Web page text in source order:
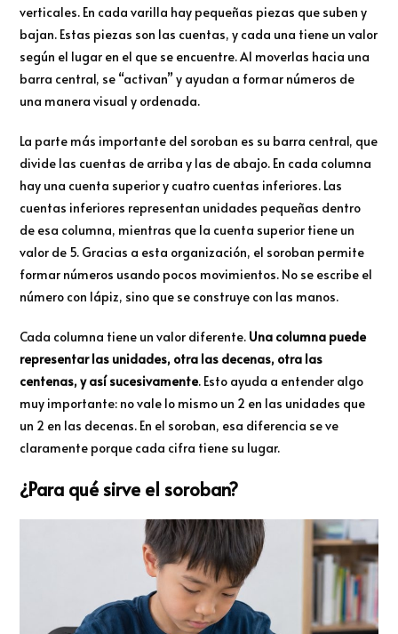
verticales. En cada varilla hay pequeñas piezas que suben y
bajan. Estas piezas son las cuentas, y cada una tiene un valor
según el lugar en el que se encuentre. Al moverlas hacia una
barra central, se “activan” y ayudan a formar números de
una manera visual y ordenada.
La parte más importante del soroban es su barra central, que
divide las cuentas de arriba y las de abajo. En cada columna
hay una cuenta superior y cuatro cuentas inferiores. Las
cuentas inferiores representan unidades pequeñas dentro
de esa columna, mientras que la cuenta superior tiene un
valor de 5. Gracias a esta organización, el soroban permite
formar números usando pocos movimientos. No se escribe el
número con lápiz, sino que se construye con las manos.
Cada columna tiene un valor diferente. Una columna puede
representar las unidades, otra las decenas, otra las
centenas, y así sucesivamente. Esto ayuda a entender algo
muy importante: no vale lo mismo un 2 en las unidades que
un 2 en las decenas. En el soroban, esa diferencia se ve
claramente porque cada cifra tiene su lugar.
¿Para qué sirve el soroban?